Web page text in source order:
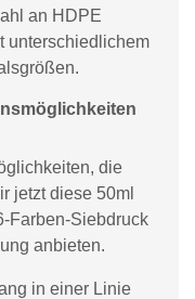
an HDPE
unterschiedlichem
die
jetzt diese 50ml
Farben-Siebdruck
anbieten.
in einer Linie